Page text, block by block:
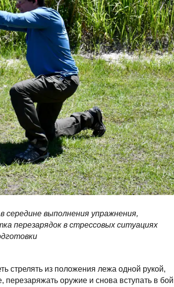
середине выполнения упражнения,
перезарядок в стрессовых ситуациях
стрелять из положения лежа одной рукой,
перезаряжать оружие и снова вступать в бой